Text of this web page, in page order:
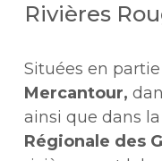
Rivières
Situées en
Mercantour,
ainsi que dans la
Régionale des